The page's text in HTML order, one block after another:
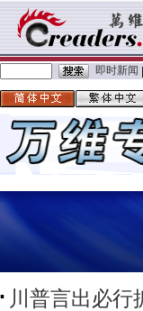
即时新闻
川普言出必行